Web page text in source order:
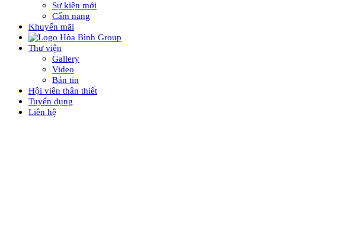
Sự kiện mới
Cẩm nang
Khuyến mãi
Thư viện
Gallery
Video
Bản tin
Hội viên thân thiết
Tuyển dụng
Liên hệ